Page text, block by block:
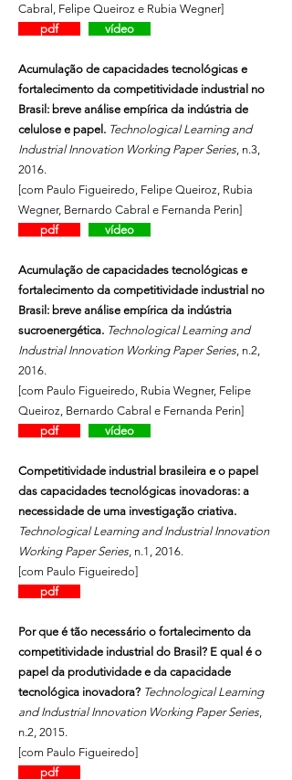
Cabral, Felipe Queiroz e Rubia Wegner]
pdf
vídeo
Acumulação de capacidades tecnológicas e
fortalecimento da competitividade industrial no
Brasil: breve análise empírica da indústria de
celulose e papel. Technological Learning and
Industrial Innovation Working Paper Series, n.3,
2016.
[com Paulo Figueiredo, Felipe Queiroz, Rubia
Wegner, Bernardo Cabral e Fernanda Perin]
pdf
vídeo
Acumulação de capacidades tecnológicas e
fortalecimento da competitividade industrial no
Brasil: breve análise empírica da indústria
sucroenergética. Technological Learning and
Industrial Innovation Working Paper Series, n.2,
2016.
[com Paulo Figueiredo, Rubia Wegner, Felipe
Queiroz, Bernardo Cabral e Fernanda Perin]
pdf
vídeo
Competitividade industrial brasileira e o papel
das capacidades tecnológicas inovadoras: a
necessidade de uma investigação criativa.
Technological Learning and Industrial Innovation
Working Paper Series, n.1, 2016.
[com Paulo Figueiredo]
pdf
Por que é tão necessário o fortalecimento da
competitividade industrial do Brasil? E qual é o
papel da produtividade e da capacidade
tecnológica inovadora? Technological Learning
and Industrial Innovation Working Paper Series,
n.2, 2015.
[com Paulo Figueiredo]
pdf